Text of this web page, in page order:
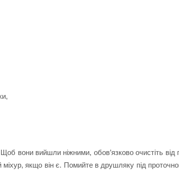
вони вийшли ніжними, обов’язково очистіть від
якщо він є. Помийте в друшляку під